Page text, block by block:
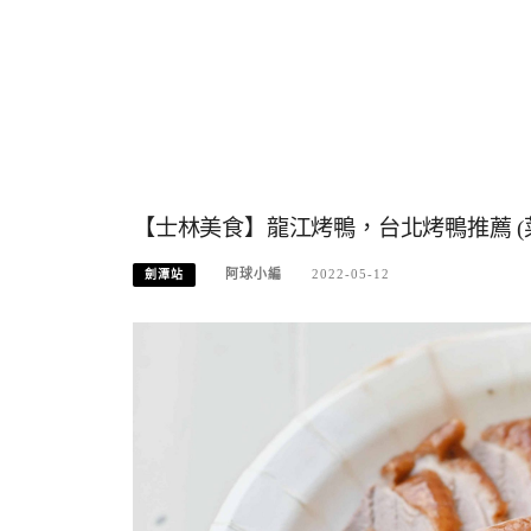
【士林美食】龍江烤鴨，台北烤鴨推薦 (
劍潭站 阿球小編 2022-05-12